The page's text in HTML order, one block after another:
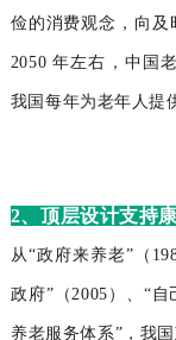
俭的消费观念， 向及
2050年左右，中国
我国每年为老年人提
2、顶层设计支持
从“政府来养老”（
政府”（2005）、“
养老服务体系”，我